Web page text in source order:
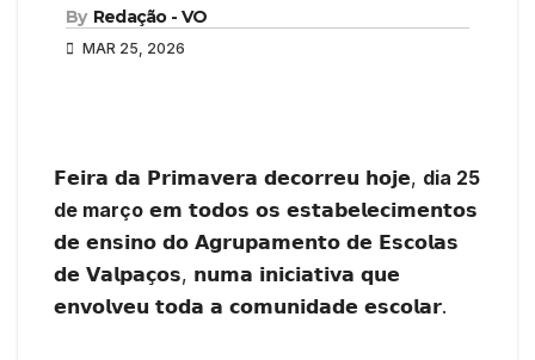
By Redação - VO
MAR 25, 2026
𝗙𝗲𝗶𝗿𝗮 𝗱𝗮 𝗣𝗿𝗶𝗺𝗮𝘃𝗲𝗿𝗮 𝗱𝗲𝗰𝗼𝗿𝗿𝗲𝘂 𝗵𝗼𝗷𝗲, dia 25
de março 𝗲𝗺 𝘁𝗼𝗱𝗼𝘀 𝗼𝘀 𝗲𝘀𝘁𝗮𝗯𝗲𝗹𝗲𝗰𝗶𝗺𝗲𝗻𝘁𝗼𝘀
𝗱𝗲 𝗲𝗻𝘀𝗶𝗻𝗼 𝗱𝗼 𝗔𝗴𝗿𝘂𝗽𝗮𝗺𝗲𝗻𝘁𝗼 𝗱𝗲 𝗘𝘀𝗰𝗼𝗹𝗮𝘀
𝗱𝗲 𝗩𝗮𝗹𝗽𝗮𝗰̧𝗼𝘀, 𝗻𝘂𝗺𝗮 𝗶𝗻𝗶𝗰𝗶𝗮𝘁𝗶𝘃𝗮 𝗾𝘂𝗲
𝗲𝗻𝘃𝗼𝗹𝘃𝗲𝘂 𝘁𝗼𝗱𝗮 𝗮 𝗰𝗼𝗺𝘂𝗻𝗶𝗱𝗮𝗱𝗲 𝗲𝘀𝗰𝗼𝗹𝗮𝗿.